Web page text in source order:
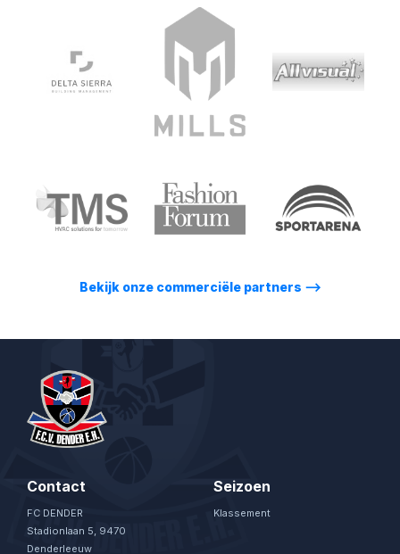
Bekijk onze commerciële partners ⟶
Contact
FC DENDER
Stadionlaan 5, 9470
Denderleeuw
Seizoen
Klassement